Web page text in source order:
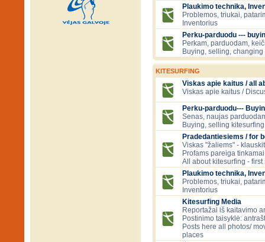
Plaukimo technika,
Problemos, triukai,
Inventorius
Perku-parduodu ---
Perkam, parduodam,
Buying, selling,
KITESURFING
Viskas apie kaitus / all
Viskas apie kaitus /
Perku-parduodu---
Senas, naujas
Buying, selling
Pradedantiesiems / for
Viskas "žaliems" -
Profams pareiga
All about kitesurfing - first
Plaukimo technika,
Problemos, triukai,
Inventorius
Kitesurfing Media
Reportažai iš kaitavimo
Postinimo taisyklė:
Posts here all photos/
places